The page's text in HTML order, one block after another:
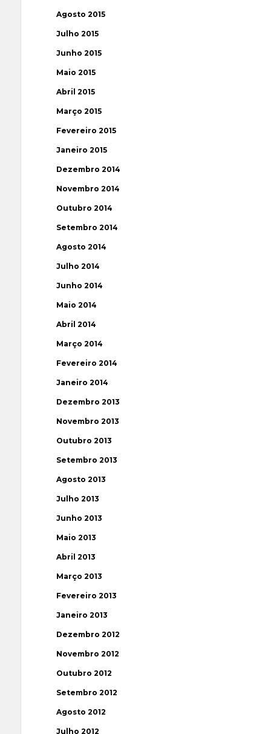
Agosto 2015
Julho 2015
Junho 2015
Maio 2015
Abril 2015
Março 2015
Fevereiro 2015
Janeiro 2015
Dezembro 2014
Novembro 2014
Outubro 2014
Setembro 2014
Agosto 2014
Julho 2014
Junho 2014
Maio 2014
Abril 2014
Março 2014
Fevereiro 2014
Janeiro 2014
Dezembro 2013
Novembro 2013
Outubro 2013
Setembro 2013
Agosto 2013
Julho 2013
Junho 2013
Maio 2013
Abril 2013
Março 2013
Fevereiro 2013
Janeiro 2013
Dezembro 2012
Novembro 2012
Outubro 2012
Setembro 2012
Agosto 2012
Julho 2012